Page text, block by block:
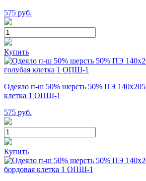
575 руб.
Купить
Одеяло п-ш 50% шерсть 50% ПЭ
клетка 1 ОПШ-1
575 руб.
Купить